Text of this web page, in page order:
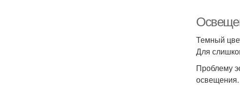
Темный
Для
Проблему
освещения.